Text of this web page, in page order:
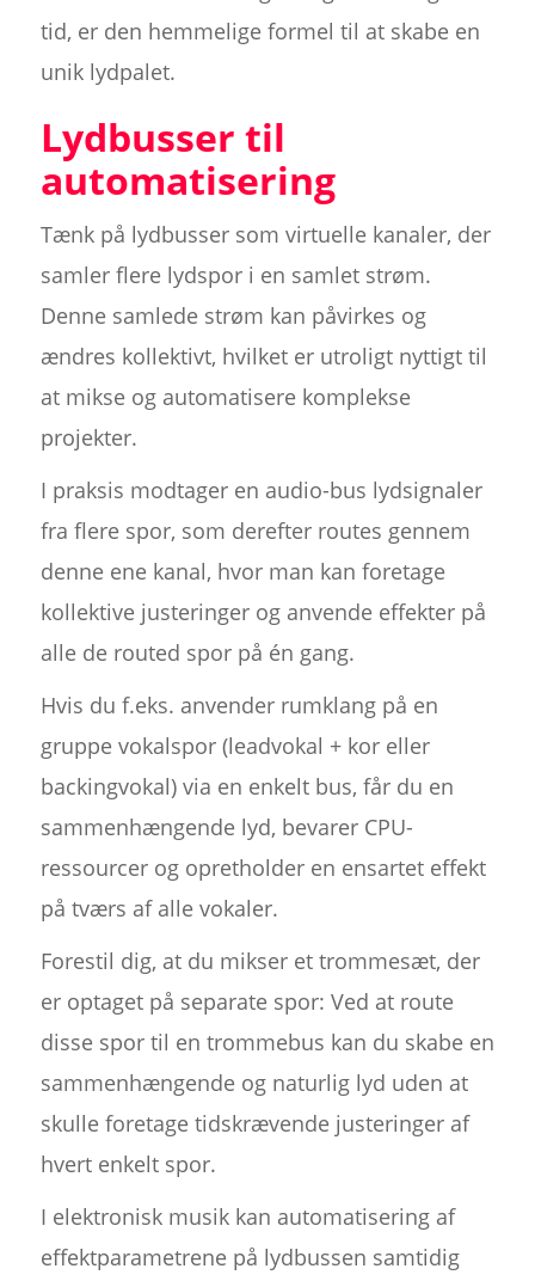
tid, er den hemmelige formel til at skabe en
unik lydpalet.
Lydbusser til
automatisering
Tænk på lydbusser som virtuelle kanaler, der
samler flere lydspor i en samlet strøm.
Denne samlede strøm kan påvirkes og
ændres kollektivt, hvilket er utroligt nyttigt til
at mikse og automatisere komplekse
projekter.
I praksis modtager en audio-bus lydsignaler
fra flere spor, som derefter routes gennem
denne ene kanal, hvor man kan foretage
kollektive justeringer og anvende effekter på
alle de routed spor på én gang.
Hvis du f.eks. anvender rumklang på en
gruppe vokalspor (leadvokal + kor eller
backingvokal) via en enkelt bus, får du en
sammenhængende lyd, bevarer CPU-
ressourcer og opretholder en ensartet effekt
på tværs af alle vokaler.
Forestil dig, at du mikser et trommesæt, der
er optaget på separate spor: Ved at route
disse spor til en trommebus kan du skabe en
sammenhængende og naturlig lyd uden at
skulle foretage tidskrævende justeringer af
hvert enkelt spor.
I elektronisk musik kan automatisering af
effektparametrene på lydbussen samtidig